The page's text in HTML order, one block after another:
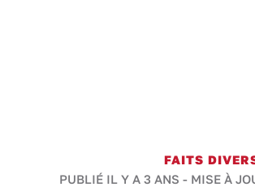
FAITS
PUBLIÉ IL Y A 3 ANS - MISE À